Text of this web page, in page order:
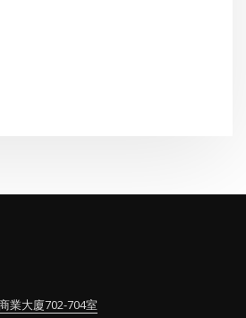
業大廈702-704室